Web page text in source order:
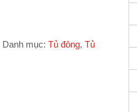
Danh mục: Tủ đông, Tủ